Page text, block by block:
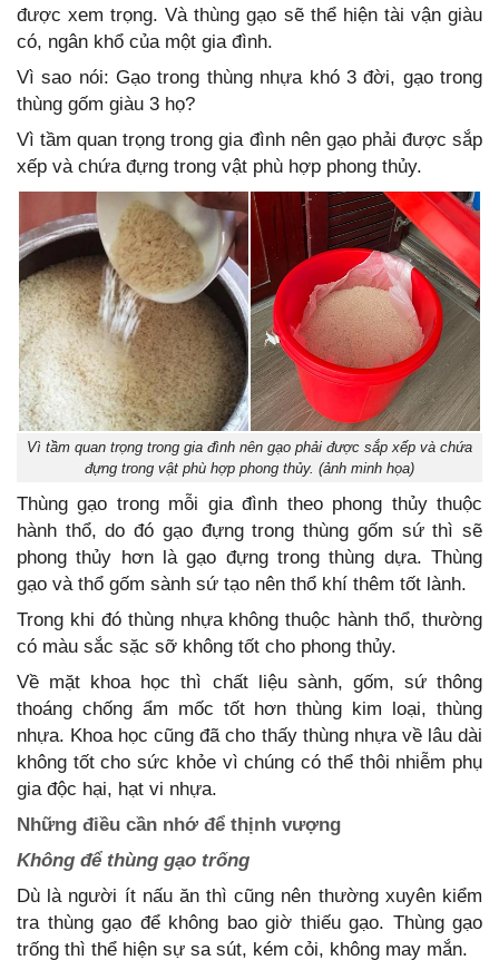
được xem trọng. Và thùng gạo sẽ thể hiện tài vận giàu
có, ngân khổ của một gia đình.
Vì sao nói: Gạo trong thùng nhựa khó 3 đời, gạo trong
thùng gốm giàu 3 họ?
Vì tầm quan trọng trong gia đình nên gạo phải được sắp
xếp và chứa đựng trong vật phù hợp phong thủy.
Vì tầm quan trọng trong gia đình nên gạo phải được sắp xếp và chứa
đựng trong vật phù hợp phong thủy. (ảnh minh họa)
Thùng gạo trong mỗi gia đình theo phong thủy thuộc
hành thổ, do đó gạo đựng trong thùng gốm sứ thì sẽ
phong thủy hơn là gạo đựng trong thùng dựa. Thùng
gạo và thổ gốm sành sứ tạo nên thổ khí thêm tốt lành.
Trong khi đó thùng nhựa không thuộc hành thổ, thường
có màu sắc sặc sỡ không tốt cho phong thủy.
Về mặt khoa học thì chất liệu sành, gốm, sứ thông
thoáng chống ẩm mốc tốt hơn thùng kim loại, thùng
nhựa. Khoa học cũng đã cho thấy thùng nhựa về lâu dài
không tốt cho sức khỏe vì chúng có thể thôi nhiễm phụ
gia độc hại, hạt vi nhựa.
Những điều cần nhớ để thịnh vượng
Không để thùng gạo trống
Dù là người ít nấu ăn thì cũng nên thường xuyên kiểm
tra thùng gạo để không bao giờ thiếu gạo. Thùng gạo
trống thì thể hiện sự sa sút, kém cỏi, không may mắn.